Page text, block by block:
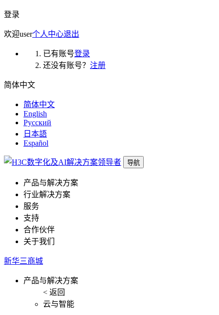
登录
欢迎user个人中心退出
已有账号登录
还没有账号？ 注册
简体中文
简体中文
English
Русский
日本語
Español
导航
产品与解决方案
行业解决方案
服务
支持
合作伙伴
关于我们
新华三商城
产品与解决方案
< 返回
云与智能